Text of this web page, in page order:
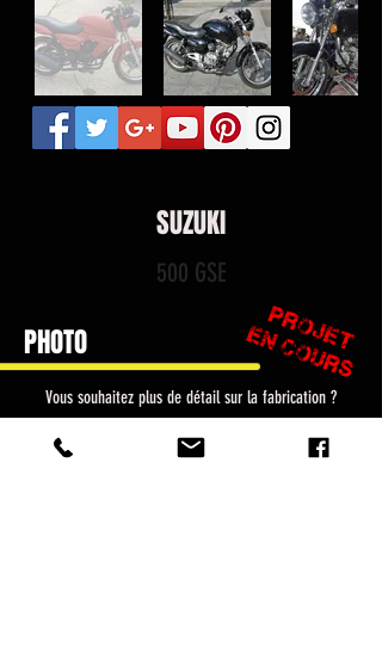
SUZUKI
500 GSE
PHOTO
Vous souhaitez plus de détail sur la fabrication ?
C'est par ici !